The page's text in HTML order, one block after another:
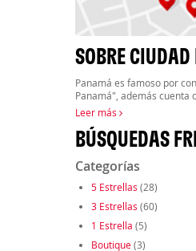
SOBRE
Panamá es famoso por
Panamá", además cuenta
Leer más
BÚSQUEDAS
Categorías
5 Estrellas (28)
3 Estrellas (60)
1 Estrella (5)
Boutique(3)